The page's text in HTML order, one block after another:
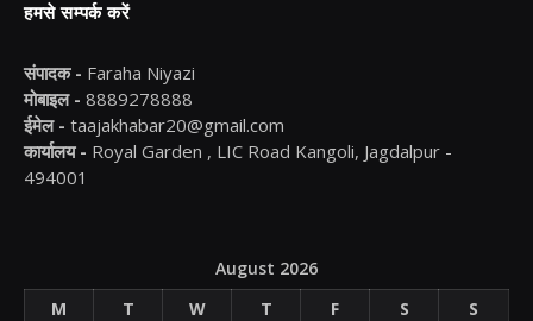
हमसे सम्पर्क करें
संपादक - Faraha Niyazi
मोबाइल - 8889278888
ईमेल - taajakhabar20@gmail.com
कार्यालय - Royal Garden , LIC Road Kangoli, Jagdalpur -
494001
August 2026
M
T W T F S
S